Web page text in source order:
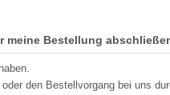
meine Bestellung
den Bestellvorgang bei uns